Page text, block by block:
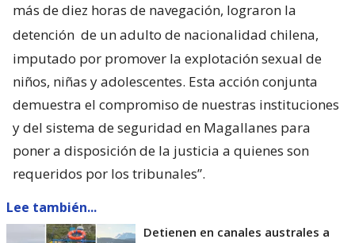
más de diez horas de navegación, lograron la
detención de un adulto de nacionalidad chilena,
imputado por promover la explotación sexual de
niños, niñas y adolescentes. Esta acción conjunta
demuestra el compromiso de nuestras instituciones
y del sistema de seguridad en Magallanes para
poner a disposición de la justicia a quienes son
requeridos por los tribunales”.
Lee también...
Detienen en canales australes a